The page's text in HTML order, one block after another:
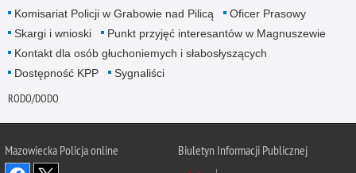
Komisariat Policji w Grabowie nad Pilicą
Oficer Prasowy
Skargi i wnioski
Punkt przyjęć interesantów w Magnuszewie
Kontakt dla osób głuchoniemych i słabosłyszących
Dostępność KPP
Sygnaliści
RODO/DODO
Mazowiecka Policja online
Biuletyn Informacji Publicznej